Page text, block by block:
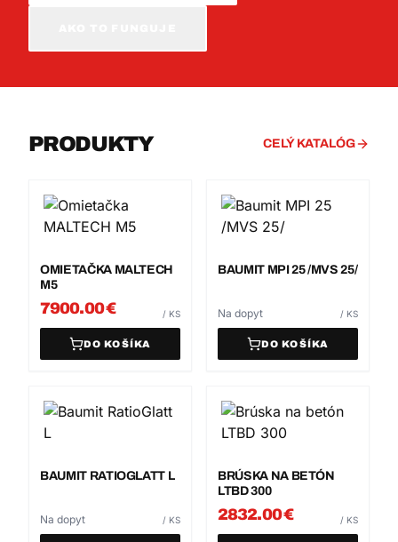
PRODUKTY CELÝ KATALÓG
OMIETAČKA MALTECH
M5
7900.00€ / KS
DO KOŠÍKA
BAUMIT MPI 25 /MVS 25/
Na dopyt / KS
DO KOŠÍKA
BAUMIT RATIOGLATT L
Na dopyt / KS
BRÚSKA NA BETÓN
LTBD 300
2832.00€ / KS